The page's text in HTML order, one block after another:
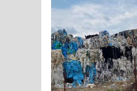
vizeiben